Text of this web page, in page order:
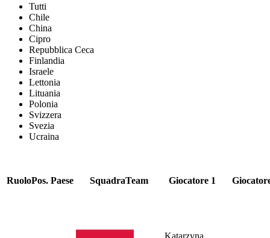
Tutti
Chile
China
Cipro
Repubblica Ceca
Finlandia
Israele
Lettonia
Lituania
Polonia
Svizzera
Svezia
Ucraina
RuoloPos. Paese SquadraTeam Giocatore 1
Katarzyna